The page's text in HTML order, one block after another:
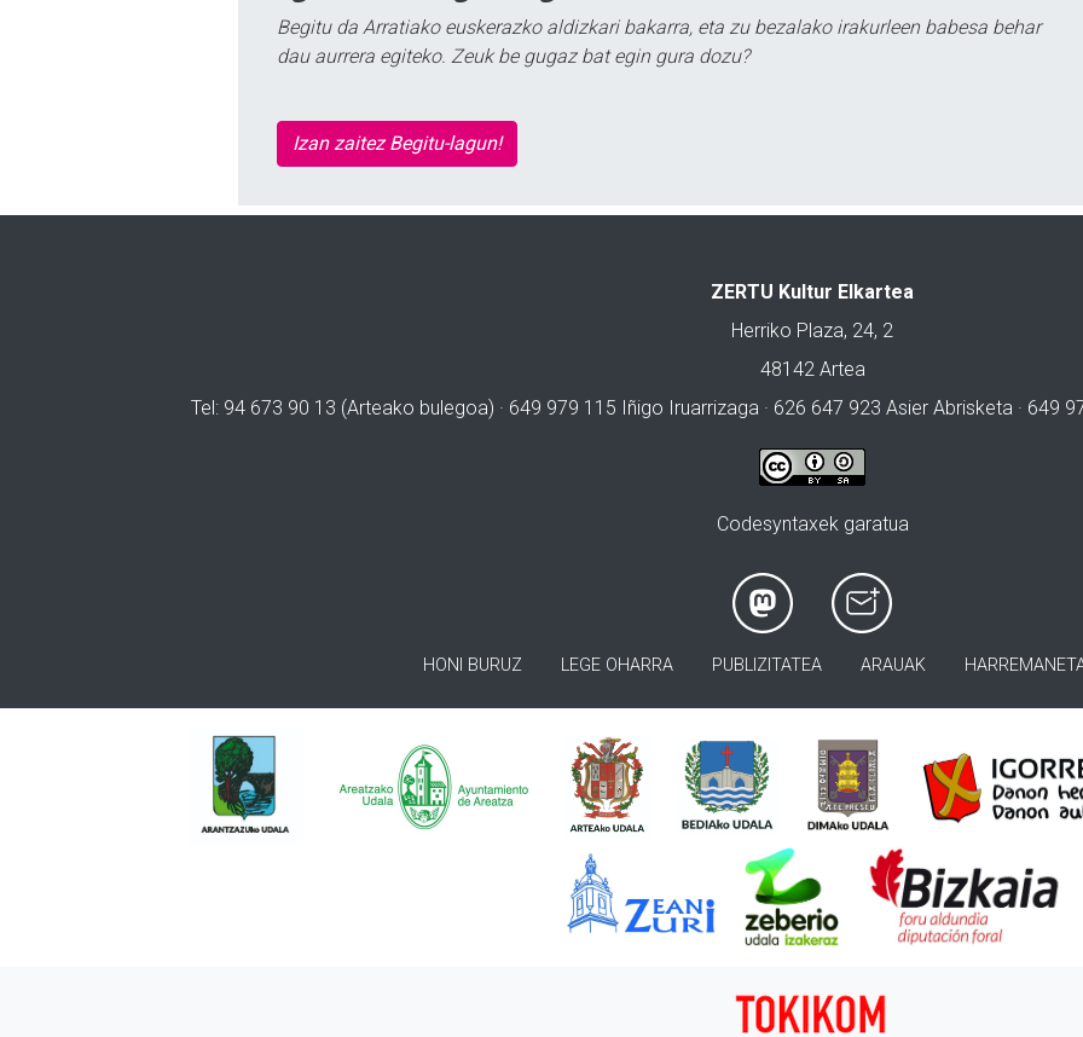
Begitu da Arratiako euskerazko aldizkari bakarra, eta zu bezalako irakurleen babesa behar
dau aurrera egiteko. Zeuk be gugaz bat egin gura dozu?
Izan zaitez Begitu-lagun!
ZERTU Kultur Elkartea
Herriko Plaza, 24, 2
48142 Artea
Tel: 94 673 90 13 (Arteako bulegoa) · 649 979 115 Iñigo Iruarrizaga · 626 647 923 Asier Abrisketa · 649
Codesyntaxek garatua
HONI BURUZ LEGE OHARRA PUBLIZITATEA ARAUAK